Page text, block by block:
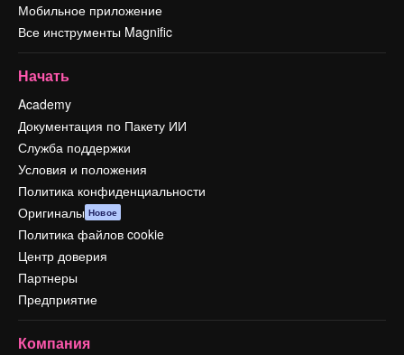
Мобильное приложение
Все инструменты Magnific
Начать
Academy
Документация по Пакету ИИ
Служба поддержки
Условия и положения
Политика конфиденциальности
Оригиналы Новое
Политика файлов cookie
Центр доверия
Партнеры
Предприятие
Компания